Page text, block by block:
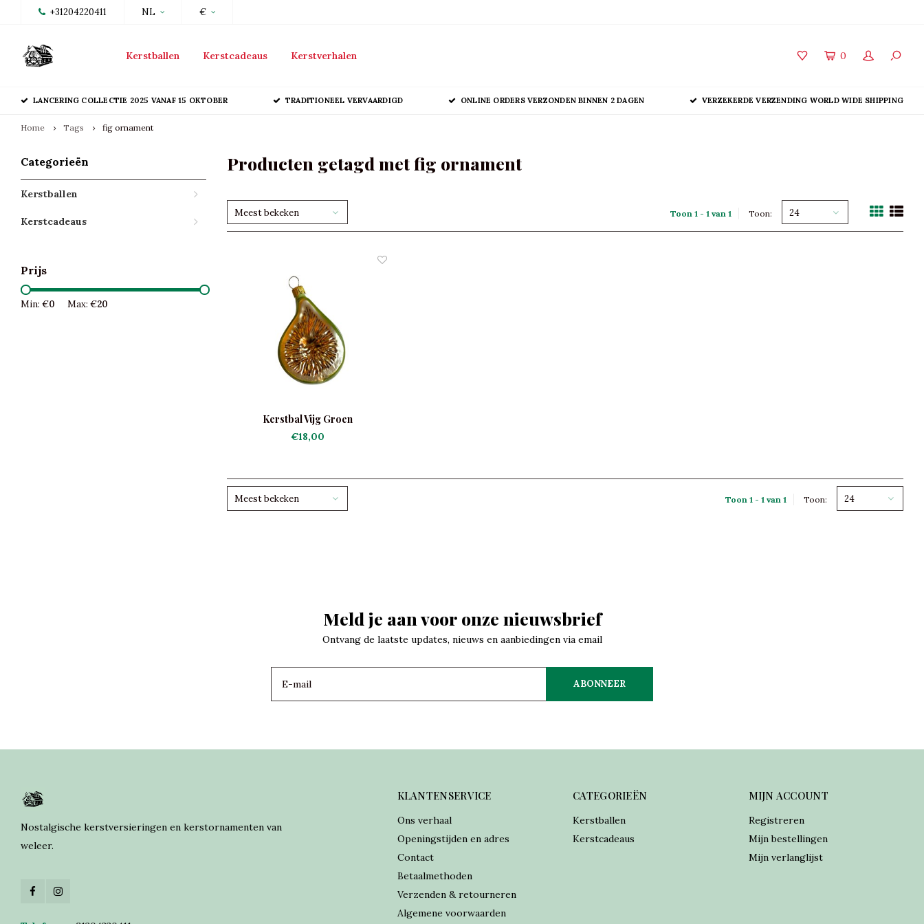
+31204220411 NL €
Kerstballen Kerstcadeaus Kerstverhalen 0
LANCERING COLLECTIE 2025 VANAF 15 OKTOBER TRADITIONEEL VERVAARDIGD ONLINE ORDERS VERZONDEN BINNEN 2 DAGEN VERZEKERDE VERZENDING WORLD WIDE SHIPPING
Home Tags fig ornament
Categorieën
Kerstballen
Kerstcadeaus
Prijs
Min: €0 Max: €20
Producten getagd met fig ornament
Meest bekeken Toon 1 - 1 van 1 Toon: 24
Kerstbal Vijg Groen
€18,00
Meest bekeken Toon 1 - 1 van 1 Toon: 24
Meld je aan voor onze nieuwsbrief
Ontvang de laatste updates, nieuws en aanbiedingen via email
ABONNEER
Nostalgische kerstversieringen en kerstornamenten van
weleer.
KLANTENSERVICE
Ons verhaal
Openingstijden en adres
Contact
Betaalmethoden
Verzenden & retourneren
Algemene voorwaarden
CATEGORIEËN
Kerstballen
Kerstcadeaus
MIJN ACCOUNT
Registreren
Mijn bestellingen
Mijn verlanglijst